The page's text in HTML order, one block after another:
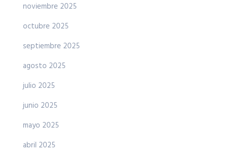
noviembre 2025
octubre 2025
septiembre 2025
agosto 2025
julio 2025
junio 2025
mayo 2025
abril 2025